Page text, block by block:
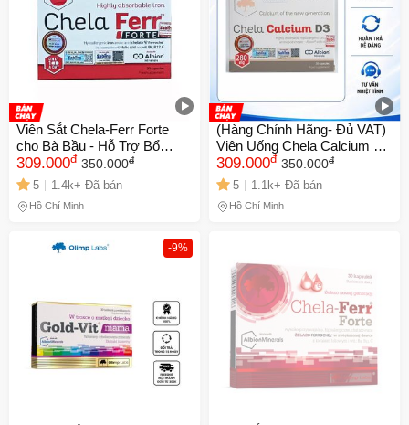
Viên Sắt Chela-Ferr Forte
cho Bà Bầu - Hỗ Trợ Bổ
Sung Sắt Hữu Cơ (30 Viên)
Tăng Cường Sức Khỏe Phụ
Nữ Mang Thai và Sau Sinh
309.000đ 350.000đ
5 1.4k+ Đã bán
Hồ Chí Minh
(Hàng Chính Hãng- Đủ VAT)
Viên Uống Chela Calcium D3
- Bổ Sung Canxi Và Vitamin
D3, Hỗ Trợ Xương Khớp
Chắc Khỏe - Không Gây Tác
Động Phụ
309.000đ 350.000đ
5 1.1k+ Đã bán
Hồ Chí Minh
-9%